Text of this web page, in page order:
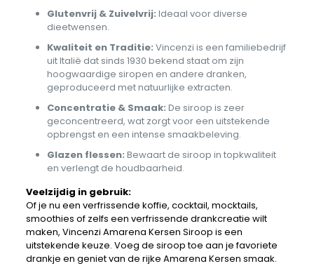
Glutenvrij & Zuivelvrij: Ideaal voor diverse
dieetwensen.
Kwaliteit en Traditie: Vincenzi is een familiebedrijf
uit Italië dat sinds 1930 bekend staat om zijn
hoogwaardige siropen en andere dranken,
geproduceerd met natuurlijke extracten.
Concentratie & Smaak: De siroop is zeer
geconcentreerd, wat zorgt voor een uitstekende
opbrengst en een intense smaakbeleving.
Glazen flessen: Bewaart de siroop in topkwaliteit
en verlengt de houdbaarheid.
Veelzijdig in gebruik:
Of je nu een verfrissende koffie, cocktail, mocktails,
smoothies of zelfs een verfrissende drankcreatie wilt
maken, Vincenzi Amarena Kersen Siroop is een
uitstekende keuze. Voeg de siroop toe aan je favoriete
drankje en geniet van de rijke Amarena Kersen smaak.